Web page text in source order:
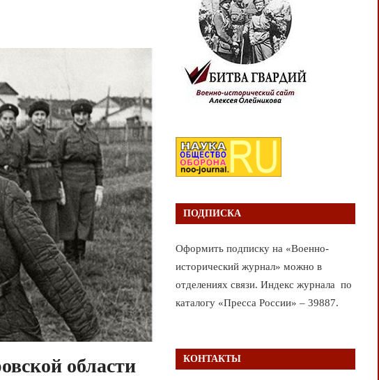
области
ПОДПИСКА
Оформить подписку на «Военно-
исторический журнал» можно в
отделениях связи. Индекс журнала по
каталогу «Пресса России» – 39887.
КОНТАКТЫ